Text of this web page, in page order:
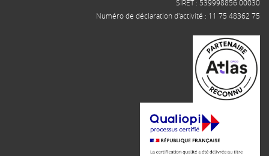
SIRET : 539998856 00030
Numéro de déclaration d'activité : 11 75 48362 75